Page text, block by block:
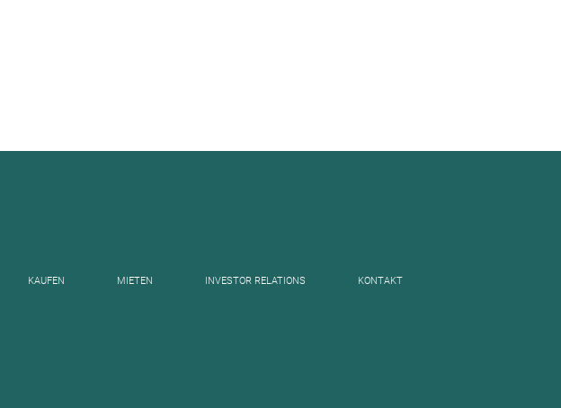
KAUFEN MIETEN INVESTOR RELATIONS KONTAKT